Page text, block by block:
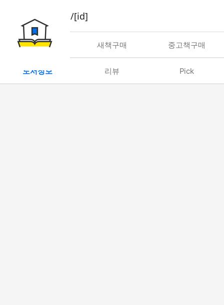
book/rent/[id]
대여 새책구매 중고책구매
도서정보 리뷰 Pick